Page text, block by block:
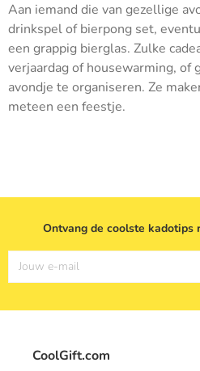
Aan iemand die van gezellige
drinkspel of bierpong set,
een grappig bierglas. Zulke
verjaardag of housewarming, of
avondje te organiseren. Ze
meteen een feestje.
Ontvang de coolste kadotips
Jouw e-mail
CoolGift.com